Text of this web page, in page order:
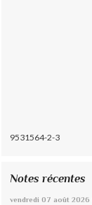
9531564-2-3
Notes récentes
vendredi 07 août 2026